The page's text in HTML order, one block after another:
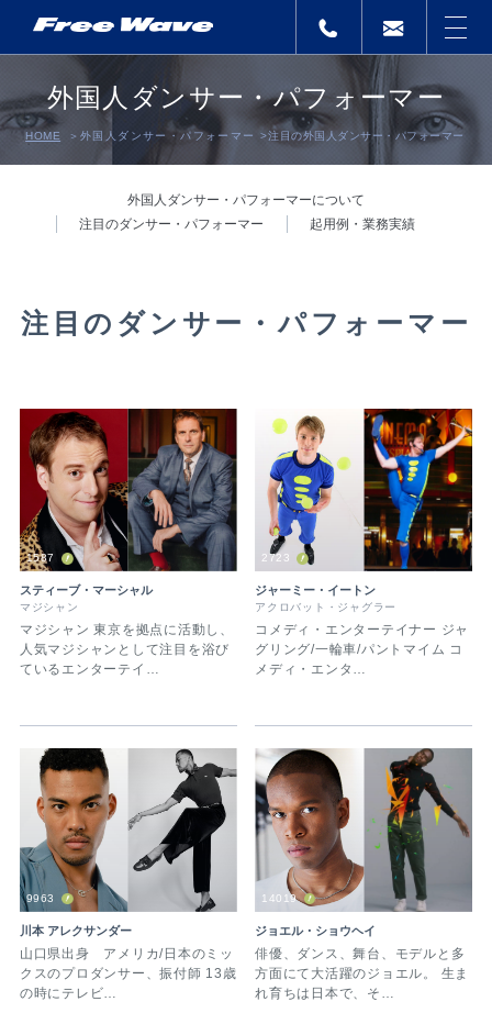
外国人ダンサー・パフォーマー
HOME 外国人ダンサー・パフォーマー >注目の外国人ダンサー・パフォーマー
外国人ダンサー・パフォーマーについて
注目のダンサー・パフォーマー
起用例・業務実績
注目のダンサー・パフォーマー
1587
スティーブ・マーシャル
マジシャン
マジシャン 東京を拠点に活動し、
人気マジシャンとして注目を浴び
ているエンターテイ…
2723
ジャーミー・イートン
アクロバット・ジャグラー
コメディ・エンターテイナー ジャ
グリング/一輪車/パントマイム コ
メディ・エンタ…
9963
川本 アレクサンダー
山口県出身 アメリカ/日本のミッ
クスのプロダンサー、振付師 13歳
の時にテレビ…
14019
ジョエル・ショウヘイ
俳優、ダンス、舞台、モデルと多
方面にて大活躍のジョエル。 生ま
れ育ちは日本で、そ…